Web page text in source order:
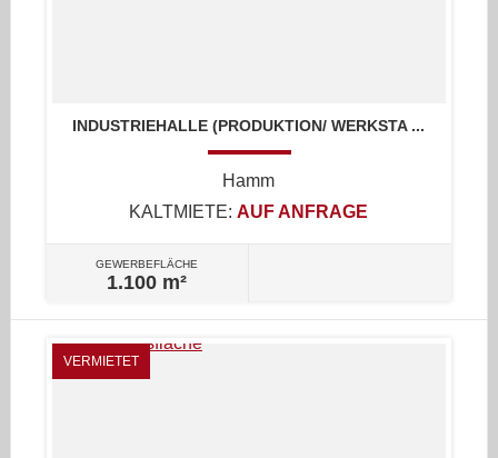
INDUSTRIEHALLE (PRODUKTION/ WERKSTA ...
Hamm
KALTMIETE: AUF ANFRAGE
GEWERBEFLÄCHE
1.100 m²
VERMIETET